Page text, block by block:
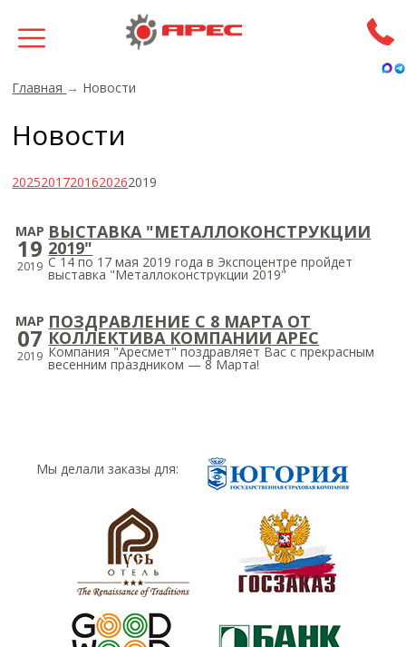
Главная → Новости
Новости
20252017201620262019
МАР
19
2019
ВЫСТАВКА "МЕТАЛЛОКОНСТРУКЦИИ
2019"
С 14 по 17 мая 2019 года в Экспоцентре пройдет
выставка "Металлоконструкции 2019"
МАР
07
2019
ПОЗДРАВЛЕНИЕ С 8 МАРТА ОТ
КОЛЛЕКТИВА КОМПАНИИ АРЕС
Компания "Аресмет" поздравляет Вас с прекрасным
весенним праздником — 8 Марта!
Мы делали заказы для: